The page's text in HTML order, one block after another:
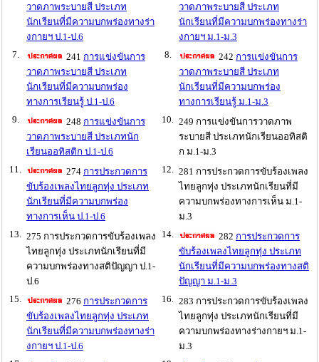
วาดภาพระบายสี ประเภท
นักเรียนที่มีความบกพร่องทางร่า
งกายฯ ป.1-ป.6
วาดภาพระบายสี ประเภท
นักเรียนที่มีความบกพร่องทางร่า
งกายฯ ม.1-ม.3
7.
241 การแข่งขันการ
วาดภาพระบายสี ประเภท
นักเรียนที่มีความบกพร่อง
ทางการเรียนรู้ ป.1-ป.6
8. 242 การแข่งขันการ
วาดภาพระบายสี ประเภท
นักเรียนที่มีความบกพร่อง
ทางการเรียนรู้ ม.1-ม.3
9.
248 การแข่งขันการ
วาดภาพระบายสี ประเภทนัก
เรียนออทิสติก ป.1-ป.6
10.
249 การแข่งขันการวาดภาพ
ระบายสี ประเภทนักเรียนออทิสติ
ก ม.1-ม.3
11.
274 การประกวดการ
ขับร้องเพลงไทยลูกทุ่ง ประเภท
นักเรียนที่มีความบกพร่อง
ทางการเห็น ป.1-ป.6
12.
281 การประกวดการขับร้องเพลง
ไทยลูกทุ่ง ประเภทนักเรียนที่มี
ความบกพร่องทางการเห็น ม.1-
ม.3
13.
275 การประกวดการขับร้องเพลง
ไทยลูกทุ่ง ประเภทนักเรียนที่มี
ความบกพร่องทางสติปัญญา ป.1-
ป.6
14. 282 การประกวดการ
ขับร้องเพลงไทยลูกทุ่ง ประเภท
นักเรียนที่มีความบกพร่องทางสติ
ปัญญา ม.1-ม.3
15.
276 การประกวดการ
ขับร้องเพลงไทยลูกทุ่ง ประเภท
นักเรียนที่มีความบกพร่องทางร่า
งกายฯ ป.1-ป.6
16.
283 การประกวดการขับร้องเพลง
ไทยลูกทุ่ง ประเภทนักเรียนที่มี
ความบกพร่องทางร่างกายฯ ม.1-
ม.3